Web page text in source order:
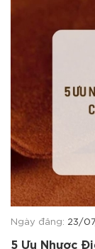
Ngày đăng: 23/
5 Ưu Nhược